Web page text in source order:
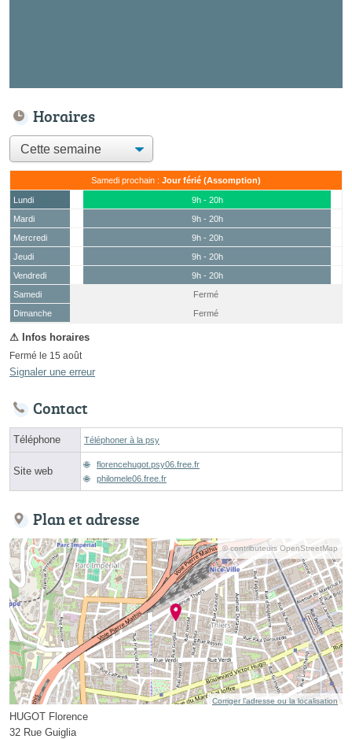
Horaires
Samedi prochain : Jour férié (Assomption)
Lundi
9h - 20h
Mardi
9h - 20h
Mercredi
9h - 20h
Jeudi
9h - 20h
Vendredi
9h - 20h
Samedi
(15 août)
Fermé
Dimanche
Fermé
Fermé le 15 août
Signaler une erreur
Contact
Téléphone Téléphoner à la psy
Site web
florencehugot.psy06.free.fr
philomele06.free.fr
Plan et adresse
© contributeurs OpenStreetMap
Corriger l’adresse ou la localisation
HUGOT Florence
32 Rue Guiglia